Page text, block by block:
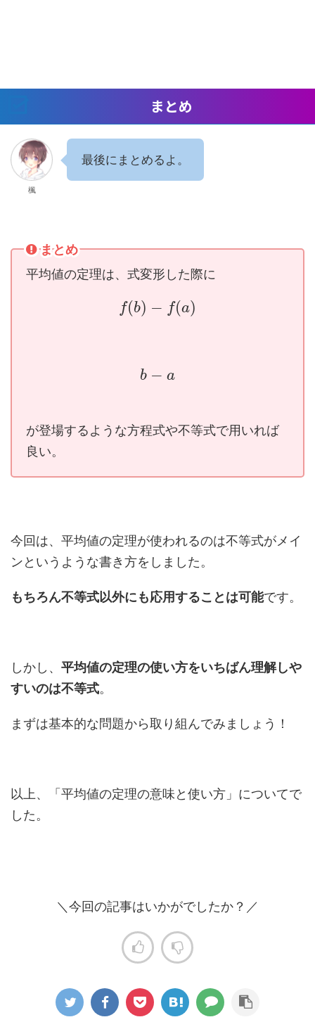
まとめ
楓
最後にまとめるよ。
まとめ
平均値の定理は、式変形した際に
f(b) − f(a)
b − a
が登場するような方程式や不等式で用いれば
良い。
今回は、平均値の定理が使われるのは不等式がメイ
ンというような書き方をしました。
もちろん不等式以外にも応用することは可能です。
しかし、 平均値の定理の使い方をいちばん理解しや
すいのは不等式。
まずは基本的な問題から取り組んでみましょう！
以上、「平均値の定理の意味と使い方」についてで
した。
＼今回の記事はいかがでしたか？／